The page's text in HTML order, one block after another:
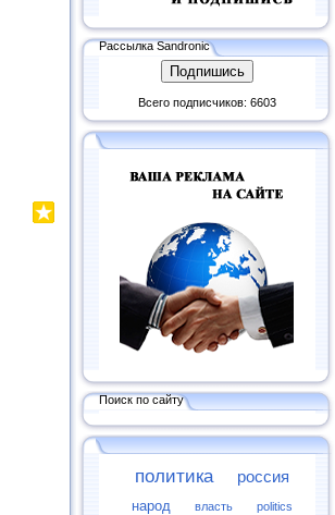
Рассылка Sandronic
Всего подписчиков: 6603
Поиск по сайту
политика россия
народ власть politics